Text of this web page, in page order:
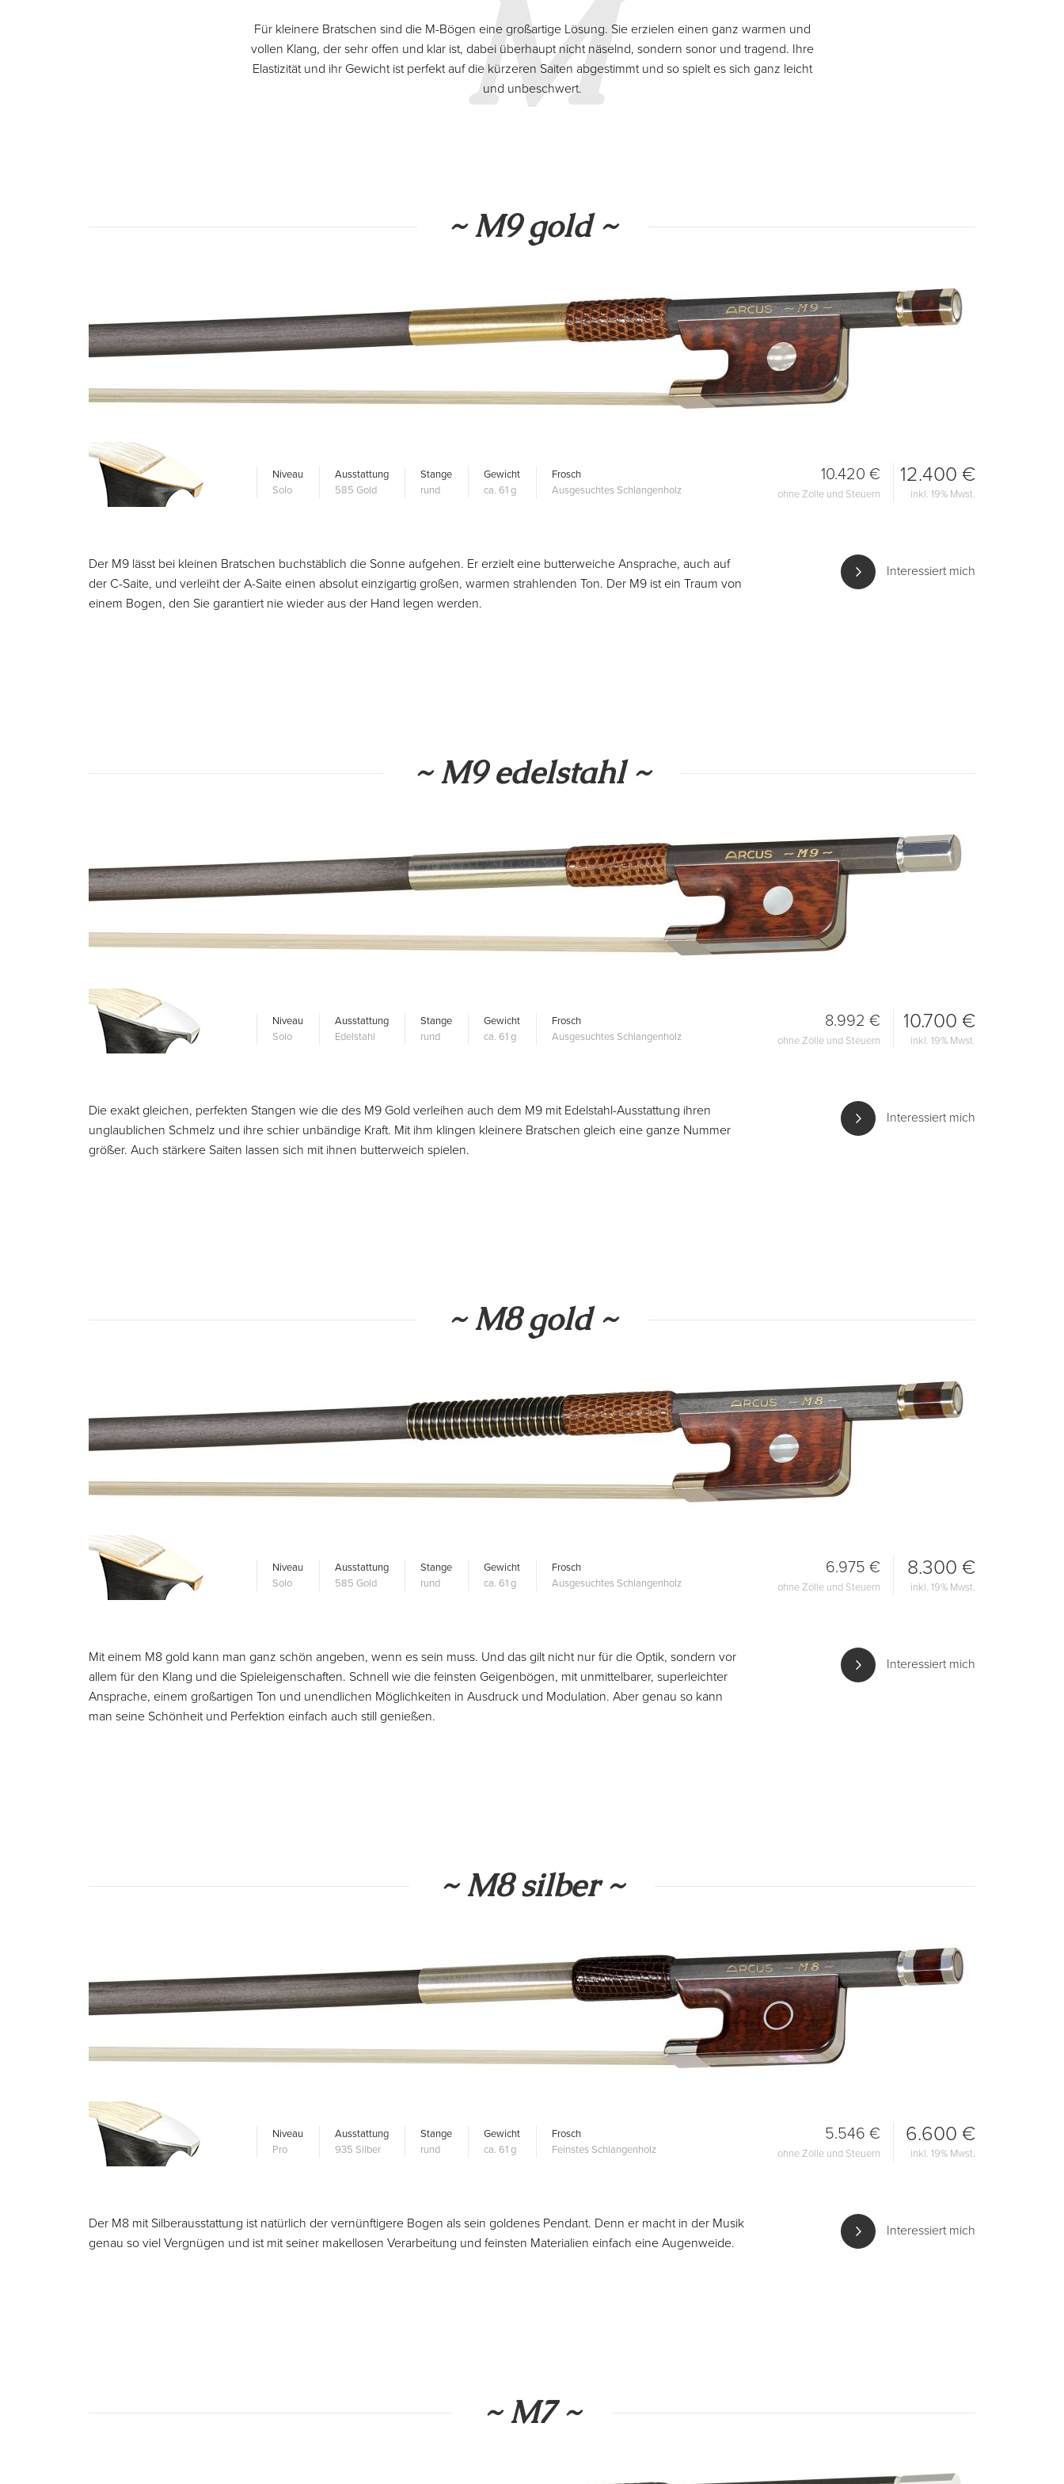
Für kleinere Bratschen sind die M-Bögen eine großartige Lösung. Sie erzielen einen ganz warmen und
vollen Klang, der sehr offen und klar ist, dabei überhaupt nicht näselnd, sondern sonor und tragend. Ihre
Elastizität und ihr Gewicht ist perfekt auf die kürzeren Saiten abgestimmt und so spielt es sich ganz leicht
und unbeschwert.
M
~ M9 gold ~
Niveau
Solo
Ausstattung
585 Gold
Stange
rund
Gewicht
ca. 61 g
Frosch
Ausgesuchtes Schlangenholz
12.400 €
inkl. 19% Mwst.
10.420 €
ohne Zölle und Steuern
Der M9 lässt bei kleinen Bratschen buchstäblich die Sonne aufgehen. Er erzielt eine butterweiche Ansprache, auch auf
der C-Saite, und verleiht der A-Saite einen absolut einzigartig großen, warmen strahlenden Ton. Der M9 ist ein Traum von
einem Bogen, den Sie garantiert nie wieder aus der Hand legen werden.
Interessiert mich
~ M9 edelstahl ~
Niveau
Solo
Ausstattung
Edelstahl
Stange
rund
Gewicht
ca. 61 g
Frosch
Ausgesuchtes Schlangenholz
10.700 €
inkl. 19% Mwst.
8.992 €
ohne Zölle und Steuern
Die exakt gleichen, perfekten Stangen wie die des M9 Gold verleihen auch dem M9 mit Edelstahl-Ausstattung ihren
unglaublichen Schmelz und ihre schier unbändige Kraft. Mit ihm klingen kleinere Bratschen gleich eine ganze Nummer
größer. Auch stärkere Saiten lassen sich mit ihnen butterweich spielen.
Interessiert mich
~ M8 gold ~
Niveau
Solo
Ausstattung
585 Gold
Stange
rund
Gewicht
ca. 61 g
Frosch
Ausgesuchtes Schlangenholz
8.300 €
inkl. 19% Mwst.
6.975 €
ohne Zölle und Steuern
Mit einem M8 gold kann man ganz schön angeben, wenn es sein muss. Und das gilt nicht nur für die Optik, sondern vor
allem für den Klang und die Spieleigenschaften. Schnell wie die feinsten Geigenbögen, mit unmittelbarer, superleichter
Ansprache, einem großartigen Ton und unendlichen Möglichkeiten in Ausdruck und Modulation. Aber genau so kann
man seine Schönheit und Perfektion einfach auch still genießen.
Interessiert mich
~ M8 silber ~
Niveau
Pro
Ausstattung
935 Silber
Stange
rund
Gewicht
ca. 61 g
Frosch
Feinstes Schlangenholz
6.600 €
inkl. 19% Mwst.
5.546 €
ohne Zölle und Steuern
Der M8 mit Silberausstattung ist natürlich der vernünftigere Bogen als sein goldenes Pendant. Denn er macht in der Musik
genau so viel Vergnügen und ist mit seiner makellosen Verarbeitung und feinsten Materialien einfach eine Augenweide.
Interessiert mich
~ M7 ~